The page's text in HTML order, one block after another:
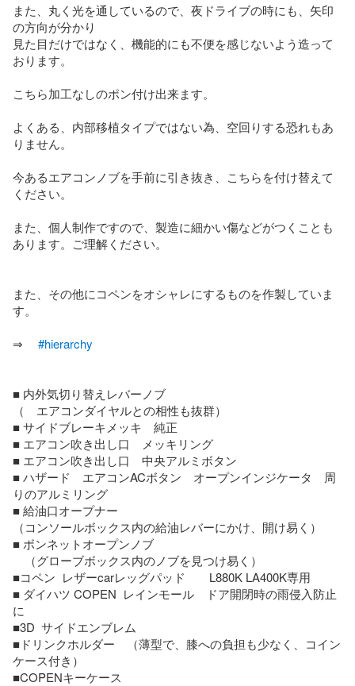
また、丸く光を通しているので、夜ドライブの時にも、矢印
の方向が分かり
見た目だけではなく、機能的にも不便を感じないよう造って
おります。
こちら加工なしのポン付け出来ます。
よくある、内部移植タイプではない為、空回りする恐れもあ
りません。
今あるエアコンノブを手前に引き抜き、こちらを付け替えて
ください。
また、個人制作ですので、製造に細かい傷などがつくことも
あります。ご理解ください。
また、その他にコペンをオシャレにするものを作製していま
す。
⇒ #hierarchy
■ 内外気切り替えレバーノブ
（　エアコンダイヤルとの相性も抜群）
■ サイドブレーキメッキ　純正
■ エアコン吹き出し口　メッキリング
■ エアコン吹き出し口　中央アルミボタン
■ ハザード　エアコンACボタン　オープンインジケータ　周
りのアルミリング
■ 給油口オープナー
（コンソールボックス内の給油レバーにかけ、開け易く）
■ ボンネットオープンノブ
（グローブボックス内のノブを見つけ易く）
■コペン  レザーcarレッグパッド　　L880K LA400K専用
■ ダイハツ COPEN  レインモール　ドア開閉時の雨侵入防止
に
■3D  サイドエンブレム
■ドリンクホルダー　（薄型で、膝への負担も少なく、コイン
ケース付き）
■COPENキーケース